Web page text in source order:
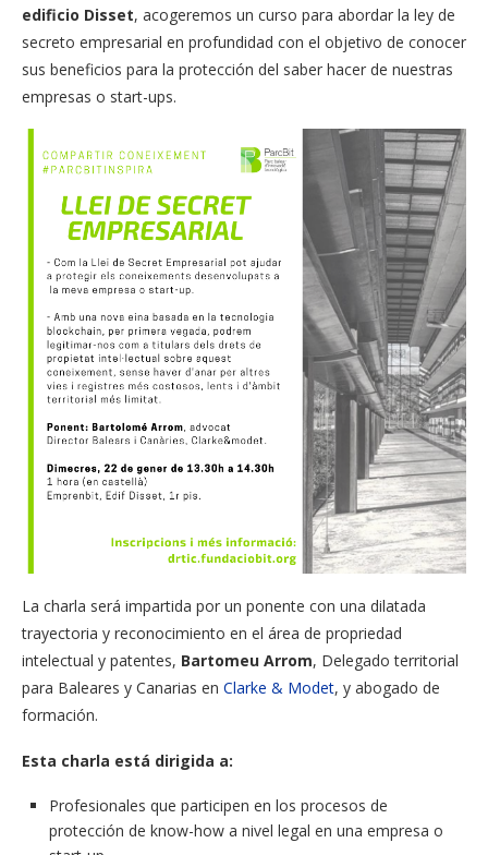
edificio Disset, acogeremos un curso para abordar la ley de
secreto empresarial en profundidad con el objetivo de conocer
sus beneficios para la protección del saber hacer de nuestras
empresas o start-ups.
La charla será impartida por un ponente con una dilatada
trayectoria y reconocimiento en el área de propriedad
intelectual y patentes, Bartomeu Arrom, Delegado territorial
para Baleares y Canarias en Clarke & Modet, y abogado de
formación.
Esta charla está dirigida a:
Profesionales que participen en los procesos de
protección de know-how a nivel legal en una empresa o